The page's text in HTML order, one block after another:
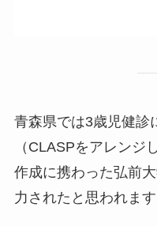
青森県では3歳児健診
（CLASPをアレンジ
作成に携わった弘前
力されたと思われます